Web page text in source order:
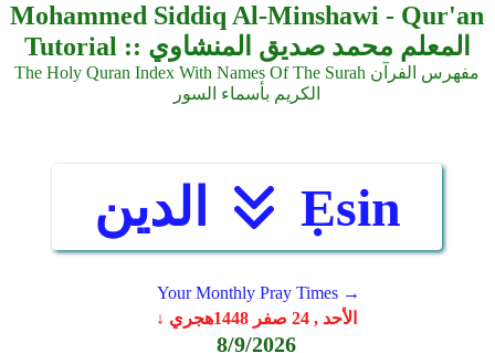
Mohammed Siddiq Al-Minshawi - Qur'an
Tutorial :: المعلم محمد صديق المنشاوي
The Holy Quran Index With Names Of The Surah مفهرس الفرآن
الكريم بأسماء السور
Ẹsin